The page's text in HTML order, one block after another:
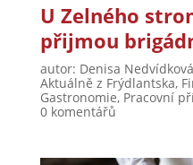
U Zelného
přijmou
autor: Denisa Nedvídková
Aktuálně z Frýdlantska,
Gastronomie, Pracovní
0 komentářů